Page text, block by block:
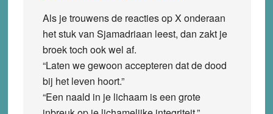
Als je trouwens de reacties op X onderaan
het stuk van Sjamadriaan leest, dan zakt je
broek toch ook wel af.
“Laten we gewoon accepteren dat de dood
bij het leven hoort.”
“Een naald in je lichaam is een grote